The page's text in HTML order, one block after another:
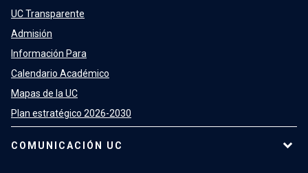
UC Transparente
Admisión
Información Para
Calendario Académico
Mapas de la UC
Plan estratégico 2026-2030
COMUNICACIÓN UC